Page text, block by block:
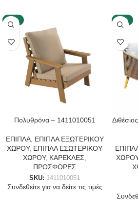
-40%
Πολυθρόνα – 1411010051
ΕΠΙΠΛΑ, ΕΠΙΠΛΑ ΕΞΩΤΕΡΙΚΟΥ
ΧΩΡΟΥ, ΕΠΙΠΛΑ ΕΣΩΤΕΡΙΚΟΥ
ΧΩΡΟΥ, ΚΑΡΕΚΛΕΣ
ΠΡΟΣΦΟΡΕΣ
SKU: 1411010051
Συνδεθείτε για να δείτε τις τιμές
-40%
ΧΩΡΟΥ